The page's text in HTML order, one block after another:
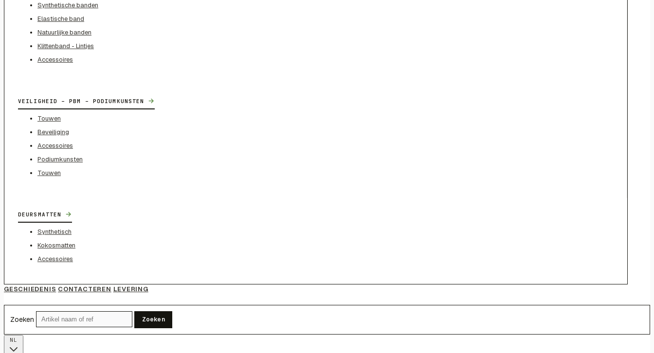
Synthetische banden
Elastische band
Natuurlijke banden
Klittenband - Lintjes
Accessoires
VEILIGHEID – PBM – PODIUMKUNSTEN →
Touwen
Beveiliging
Accessoires
Podiumkunsten
Touwen
DEURSMATTEN →
Synthetisch
Kokosmatten
Accessoires
GESCHIEDENIS CONTACTEREN LEVERING
Zoeken Zoeken